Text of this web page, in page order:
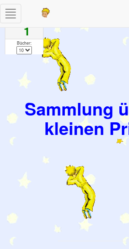
Sammlung
kleinen
Toggle
navigation
Seiten
1
Bücher: